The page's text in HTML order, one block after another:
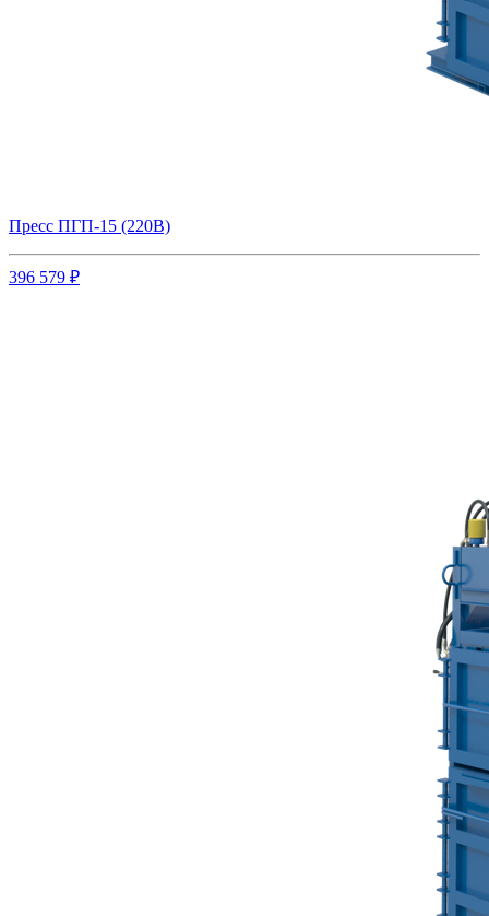
Пресс ПГП-15 (220В)
396 579 ₽